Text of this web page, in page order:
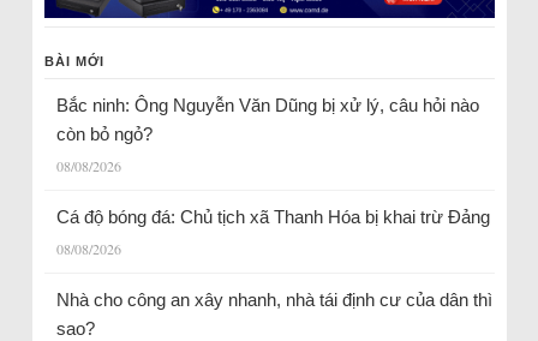
BÀI MỚI
Bắc ninh: Ông Nguyễn Văn Dũng bị xử lý, câu hỏi nào
còn bỏ ngỏ?
08/08/2026
Cá độ bóng đá: Chủ tịch xã Thanh Hóa bị khai trừ Đảng
08/08/2026
Nhà cho công an xây nhanh, nhà tái định cư của dân thì
sao?